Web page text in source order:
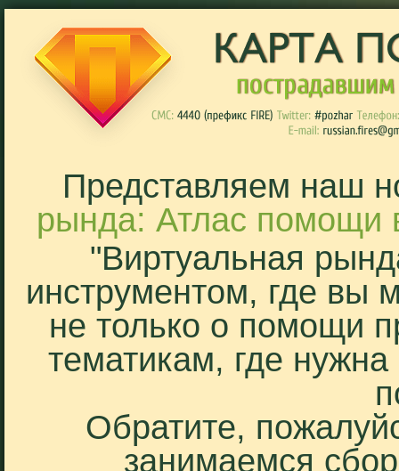
Представляем наш
рында: Атлас помощи
"Виртуальная
инструментом, где вы
не только о помощи
тематикам, где
Обратите,
занимаемся